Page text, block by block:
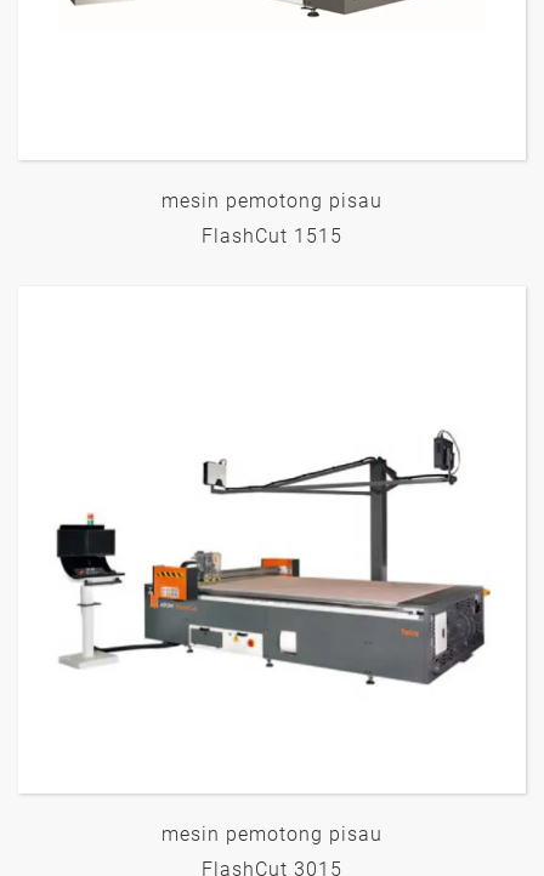
mesin pemotong pisau
FlashCut 1515
mesin pemotong pisau
FlashCut 3015